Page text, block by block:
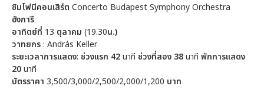
ซิมโฟนีคอนเสิร์ต Concerto Budapest Symphony Orchestra
ฮังการี
อาทิตย์ที่ 13 ตุลาคม (19.30น.)
วาทยกร: András Keller
ระยะเวลาการแสดง: ช่วงแรก 42นาที ช่วงที่สอง 38นาที พักการแสดง
20นาที
บัตรราคา 3,500/3,000/2,500/2,000/1,200 บาท